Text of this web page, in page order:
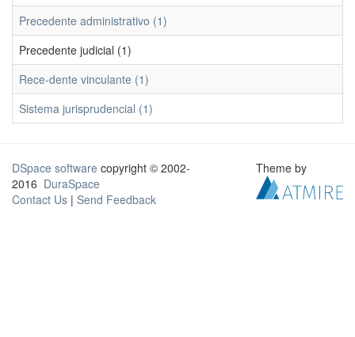
Precedente administrativo (1)
Precedente judicial (1)
Rece-dente vinculante (1)
Sistema jurisprudencial (1)
DSpace software copyright © 2002-
2016 DuraSpace
Contact Us | Send Feedback
Theme by